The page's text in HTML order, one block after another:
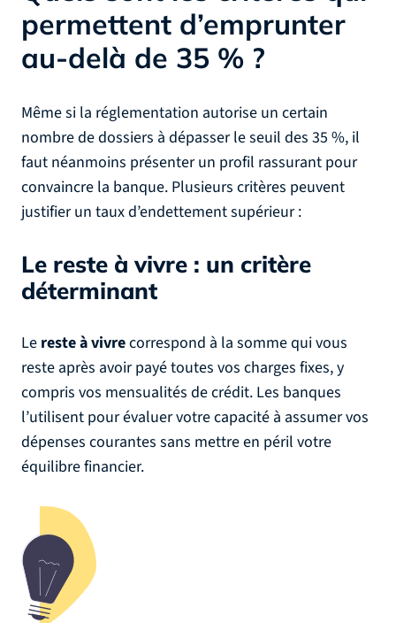
permettent d’emprunter
au-delà de 35 % ?
Même si la réglementation autorise un certain
nombre de dossiers à dépasser le seuil des 35 %, il
faut néanmoins présenter un profil rassurant pour
convaincre la banque. Plusieurs critères peuvent
justifier un taux d’endettement supérieur :
Le reste à vivre : un critère
déterminant
Le reste à vivrecorrespond à la somme qui vous
reste après avoir payé toutes vos charges fixes, y
compris vos mensualités de crédit. Les banques
l’utilisent pour évaluer votre capacité à assumer vos
dépenses courantes sans mettre en péril votre
équilibre financier.